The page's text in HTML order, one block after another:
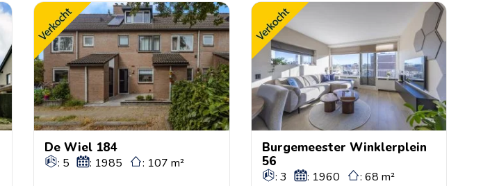
De Wiel 184
: 5 : 1985 : 107 m²
Burgemeester Winklerplein
56
: 3 : 1960 : 68 m²